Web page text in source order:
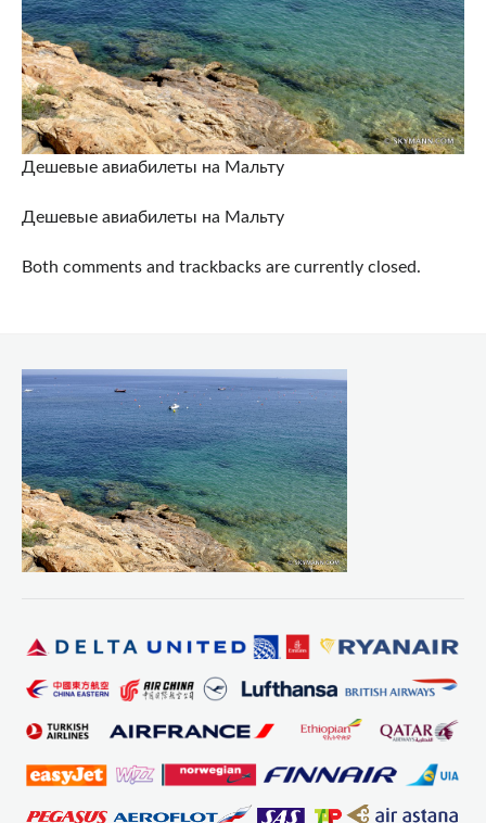
Дешевые авиабилеты на Мальту
Дешевые авиабилеты на Мальту
Both comments and trackbacks are currently closed.